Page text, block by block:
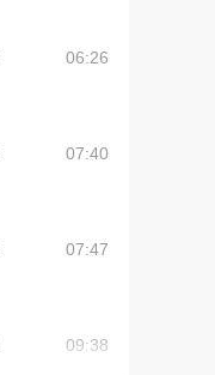
06:26
07:40
07:47
09:38